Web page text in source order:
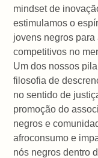
mindset de
estimulamos o
jovens negros
competitivos no
Um dos nossos
filosofia de
no sentido de
promoção do
negros e
afroconsumo e
nós negros dentro